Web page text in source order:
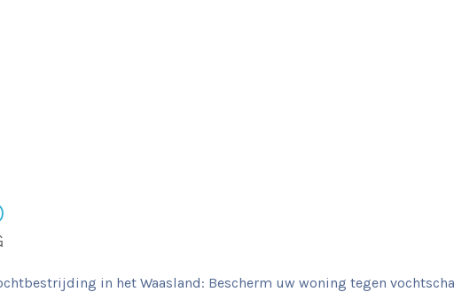
in het Waasland: Bescherm uw woning tegen